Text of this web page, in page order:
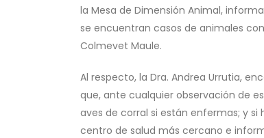
la Mesa de Dimensión Animal,
se encuentran casos de animales
Colmevet Maule.
Al respecto, la Dra. Andrea Urrutia,
que, ante cualquier observación de
aves de corral si están enfermas; y
centro de salud más cercano e